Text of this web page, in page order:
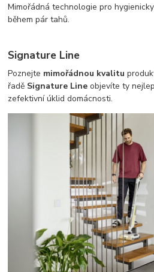
Mimořádná technologie pro
během pár tahů.
Signature Line
Poznejte mimořádnou kvalitu
řadě Signature Line objevíte ty
zefektivní úklid domácnosti.